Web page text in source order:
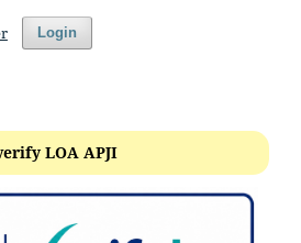
Login
LOA APJI